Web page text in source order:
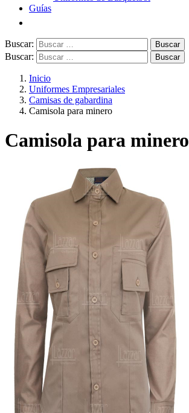
Guías
Buscar:
Buscar:
Inicio
Uniformes Empresariales
Camisas de gabardina
Camisola para minero
Camisola para minero